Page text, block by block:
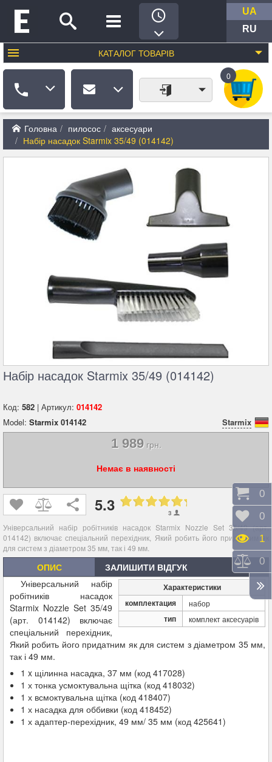
UA
RU
КАТАЛОГ ТОВАРІВ
0
Головна пилосос
аксесуари
Набір насадок Starmix 35/49 (014142)
Набір насадок Starmix 35/49 (014142)
Код: 582 | Артикул: 014142
Model: Starmix 014142 Starmix
1 989грн.
Немає в наявності
5.3 3
Універсальний набір робітників насадок Starmix Nozzle Set 35/49 (арт.
014142) включає спеціальний перехідник, Який робить його придатним як
для систем з діаметром 35 мм, так і 49 мм.
ОПИС ЗАЛИШИТИ ВІДГУК
Характеристики
комплектация
набор
тип комплект аксесуарів
Універсальний набір
робітників насадок
Starmix Nozzle Set 35/49
(арт. 014142) включає
спеціальний перехідник,
Який робить його придатним як для систем з діаметром 35 мм,
так і 49 мм.
1 x щілинна насадка, 37 мм (код 417028)
1 х тонка усмоктувальна щітка (код 418032)
1 х всмоктувальна щітка (код 418407)
1 х насадка для оббивки (код 418452)
1 х адаптер-перехідник, 49 мм/ 35 мм (код 425641)
0
0
1
0